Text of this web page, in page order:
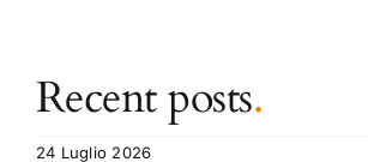
Recent posts.
24 Luglio 2026